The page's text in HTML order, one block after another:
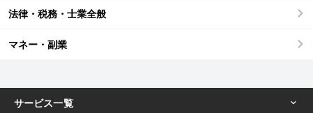
法律・税務・士業全般
マネー・副業